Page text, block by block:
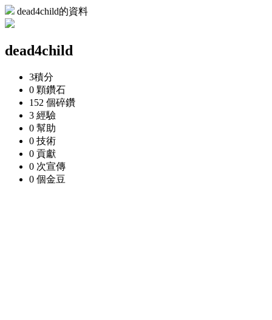
dead4child的資料
dead4child
3積分
0 顆鑽石
152 個碎鑽
3 經驗
0 幫助
0 技術
0 貢獻
0 次宣傳
0 個金豆